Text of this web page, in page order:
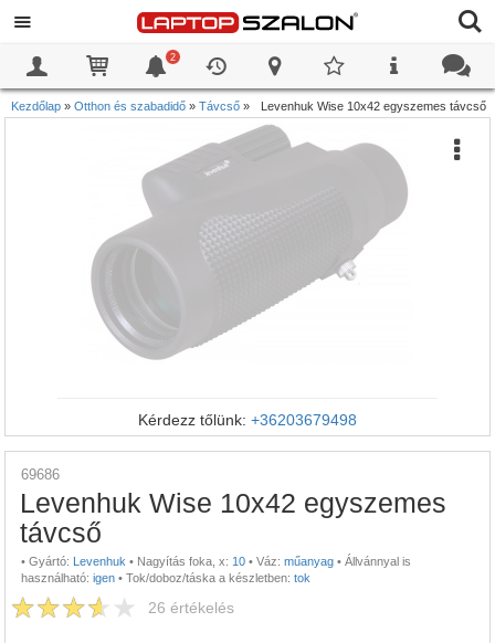
2
Kezdőlap » Otthon és szabadidő » Távcső » Levenhuk Wise 10x42 egyszemes távcső
Kérdezz tőlünk: +36203679498
69686
Levenhuk Wise 10x42 egyszemes
távcső
• Gyártó: Levenhuk • Nagyítás foka, x: 10 • Váz: műanyag • Állvánnyal is
használható: igen • Tok/doboz/táska a készletben: tok
26 értékelés
0
0